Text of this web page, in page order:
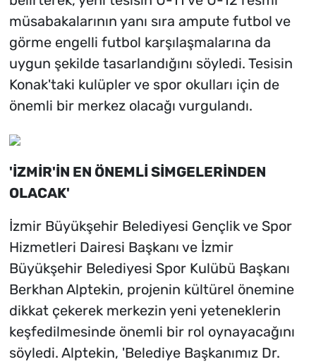
müsabakalarının yanı sıra ampute futbol ve
görme engelli futbol karşılaşmalarına da
uygun şekilde tasarlandığını söyledi. Tesisin
Konak'taki kulüpler ve spor okulları için de
önemli bir merkez olacağı vurgulandı.
'İZMİR'İN EN ÖNEMLİ SİMGELERİNDEN
OLACAK'
İzmir Büyükşehir Belediyesi Gençlik ve Spor
Hizmetleri Dairesi Başkanı ve İzmir
Büyükşehir Belediyesi Spor Kulübü Başkanı
Berkhan Alptekin, projenin kültürel önemine
dikkat çekerek merkezin yeni yeteneklerin
keşfedilmesinde önemli bir rol oynayacağını
söyledi. Alptekin, 'Belediye Başkanımız Dr.